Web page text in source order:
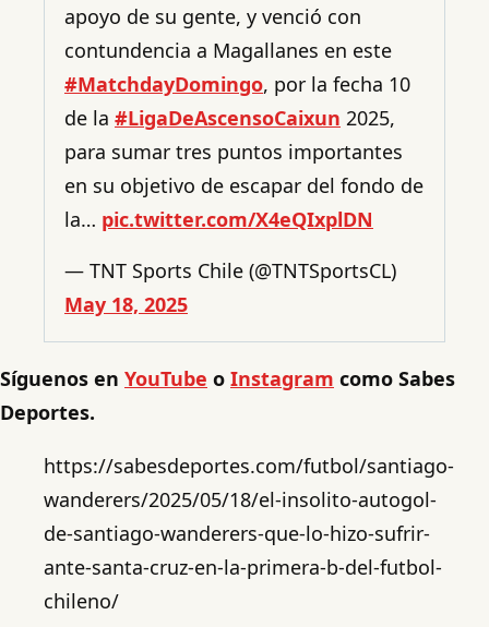
apoyo de su gente, y venció con
contundencia a Magallanes en este
#MatchdayDomingo, por la fecha 10
de la #LigaDeAscensoCaixun 2025,
para sumar tres puntos importantes
en su objetivo de escapar del fondo de
la… pic.twitter.com/X4eQIxplDN
— TNT Sports Chile (@TNTSportsCL)
May 18, 2025
Síguenos en YouTube o Instagram como Sabes
Deportes.
https://sabesdeportes.com/futbol/santiago-
wanderers/2025/05/18/el-insolito-autogol-
de-santiago-wanderers-que-lo-hizo-sufrir-
ante-santa-cruz-en-la-primera-b-del-futbol-
chileno/